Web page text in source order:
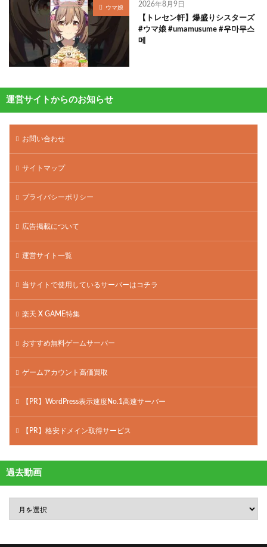
ウマ娘 2026年8月9日
【トレセン軒】爆盛りシスターズ
#ウマ娘 #umamusume #우마무스
메
運営サイトからのお知らせ
お問い合わせ
サイトマップ
プライバシーポリシー
広告掲載について
運営サイト一覧
当サイトで使用しているサーバーはコチラ
楽天 X GAME特集
おすすめ無料ゲームサーバー
ゲームアカウント高価買取
【PR】WordPress表示速度No.1高速サーバー
【PR】格安ドメイン取得サービス
過去動画